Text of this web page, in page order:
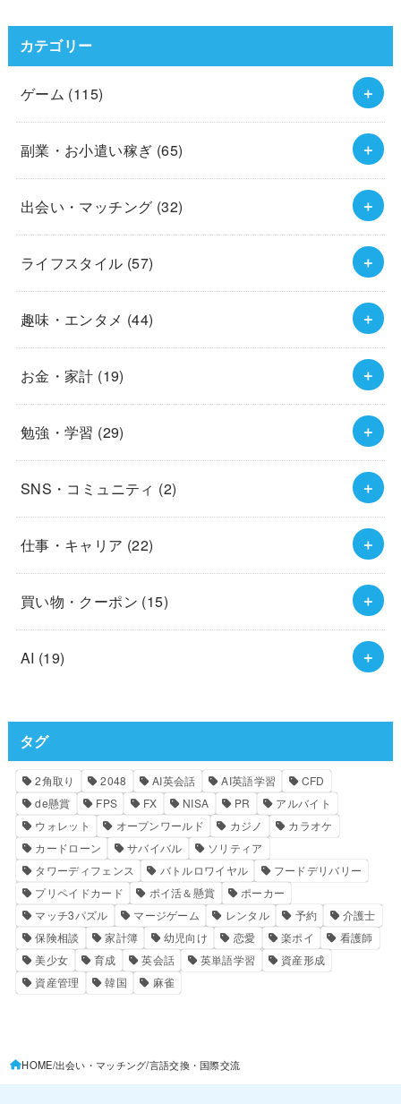
カテゴリー
ゲーム (115)
副業・お小遣い稼ぎ (65)
出会い・マッチング (32)
ライフスタイル (57)
趣味・エンタメ (44)
お金・家計 (19)
勉強・学習 (29)
SNS・コミュニティ (2)
仕事・キャリア (22)
買い物・クーポン (15)
AI (19)
タグ
2角取り 2048 AI英会話 AI英語学習
CFD
de懸賞
FPS FX NISA PR
アルバイト
ウォレット
オープンワールド カジノ
カラオケ
カードローン
サバイバル
ソリティア
タワーディフェンス
バトルロワイヤル
フードデリバリー
プリペイドカード
ポイ活＆懸賞
ポーカー
マッチ3パズル
マージゲーム レンタル 予約
介護士
保険相談
家計簿 幼児向け 恋愛 楽ポイ
看護師
美少女
育成 英会話 英単語学習
資産形成
資産管理
韓国 麻雀
HOME 出会い・マッチング 言語交換・国際交流